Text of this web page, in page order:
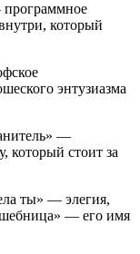
который
энтузиазма
—
который стоит за
ты» — элегия,
— его имя